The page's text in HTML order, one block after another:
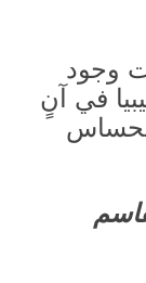
وجود
في آنٍ